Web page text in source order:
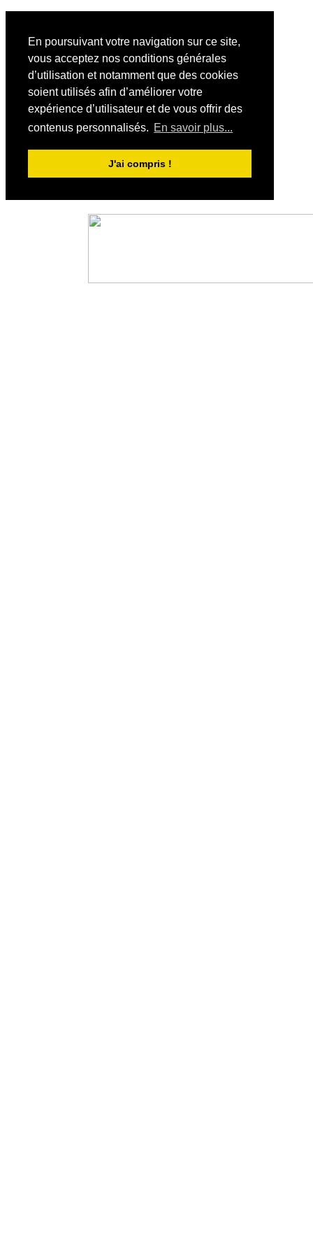
En poursuivant votre navigation sur ce site,
vous acceptez nos conditions générales
d’utilisation et notamment que des cookies
soient utilisés afin d’améliorer votre
expérience d’utilisateur et de vous offrir des
contenus personnalisés. En savoir plus...
J'ai compris !